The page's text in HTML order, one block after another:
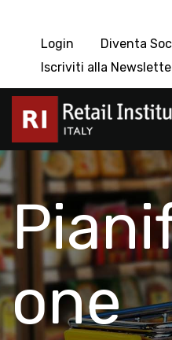
Login
Diventa
Iscriviti alla
one